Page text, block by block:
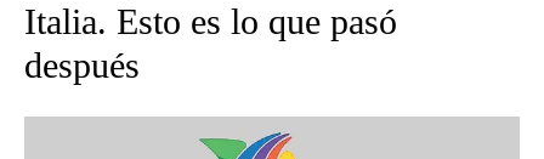
Italia. Esto es lo que pasó
después